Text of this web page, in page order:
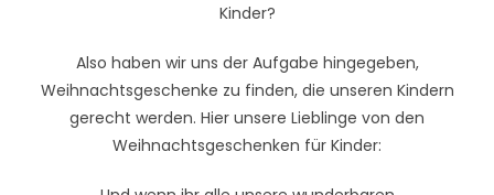
Kinder?
Also haben wir uns der Aufgabe hingegeben,
Weihnachtsgeschenke zu finden, die unseren Kindern
gerecht werden. Hier unsere Lieblinge von den
Weihnachtsgeschenken für Kinder: